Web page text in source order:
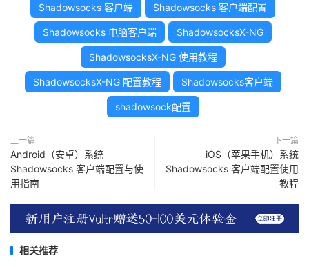
Shadowsocks 客户端 Shadowsocks 客户端配置
Shadowsocks 电脑客户端 ShadowsocksX-NG
ShadowsocksX-NG 使用教程
ShadowsocksX-NG 配置教程 Shadowsocks客户端
shadowsock配置
上一篇
Android（安卓）系统
Shadowsocks 客户端配置与使
用指南
下一篇
iOS（苹果手机）系统
Shadowsocks 客户端配置使用
教程
相关推荐